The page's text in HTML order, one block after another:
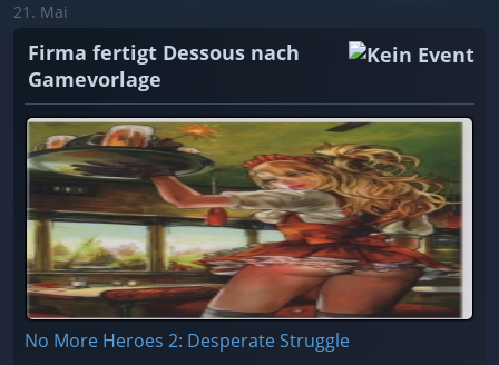
21. Mai
Firma fertigt Dessous nach
Gamevorlage
No More Heroes 2: Desperate Struggle